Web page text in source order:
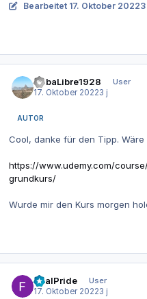
Bearbeitet 17. Oktober 20223
CubaLibre1928
User
17. Oktober 20223 j
AUTOR
Cool, danke für den Tipp.
https://www.udemy.com/
grundkurs/
Wurde mir den Kurs morgen
RealPride
User
17. Oktober 20223 j